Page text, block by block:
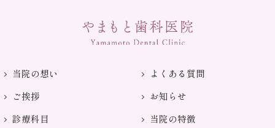
当院の想い
よくある質問
ご挨拶
お知らせ
診療科目
当院の特徴